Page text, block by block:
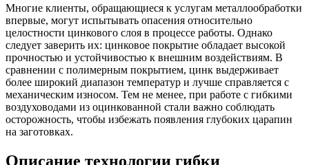
Многие клиенты, обращающиеся к услугам металлообработки
впервые, могут испытывать опасения относительно
целостности цинкового слоя в процессе работы. Однако
следует заверить их: цинковое покрытие обладает высокой
прочностью и устойчивостью к внешним воздействиям. В
сравнении с полимерным покрытием, цинк выдерживает
более широкий диапазон температур и лучше справляется с
механическим износом. Тем не менее, при работе с гибкими
воздуховодами из оцинкованной стали важно соблюдать
осторожность, чтобы избежать появления глубоких царапин
на заготовках.
Описание технологии гибки